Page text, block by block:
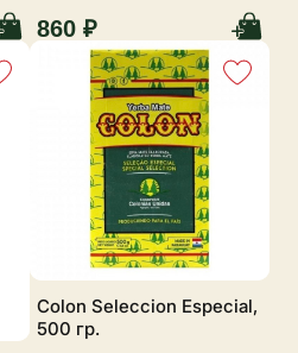
860 ₽
Colon Seleccion Especial,
500 гр.